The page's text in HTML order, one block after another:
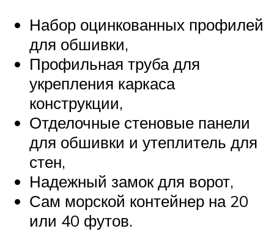
Набор оцинкованных профилей
для обшивки,
Профильная труба для
укрепления каркаса
конструкции,
Отделочные стеновые панели
для обшивки и утеплитель для
стен,
Надежный замок для ворот,
Сам морской контейнер на 20
или 40 футов.